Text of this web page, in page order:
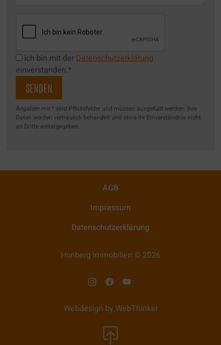
Ich bin mit derDatenschutzerklärung
einverstanden.*
Angaben mit * sind Pflichtfelder und müssen ausgefüllt werden. Ihre
Daten werden vertraulich behandelt und ohne Ihr Einverständnis nicht
an Dritte weitergegeben.
AGB
Impressum
Datenschutzerklärung
Honberg Immobilien © 2026
Webdesign by WebThinker